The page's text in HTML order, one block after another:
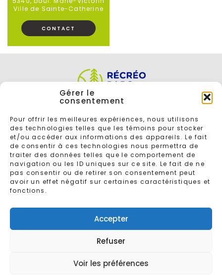
Gérer le
consentement
Pour offrir les meilleures expériences, nous utilisons
des technologies telles que les témoins pour stocker
et/ou accéder aux informations des appareils. Le fait
de consentir à ces technologies nous permettra de
traiter des données telles que le comportement de
navigation ou les ID uniques sur ce site. Le fait de ne
pas consentir ou de retirer son consentement peut
avoir un effet négatif sur certaines caractéristiques et
fonctions.
Accepter
Refuser
Voir les préférences
Ville de Sainte-Catherine
CONTACT
ENTREZ VOTRE COURRIEL POUR VOUS INSCRIRE À L'INFOLETTRE
© 2026 - Tous droits réservésRécréoparc